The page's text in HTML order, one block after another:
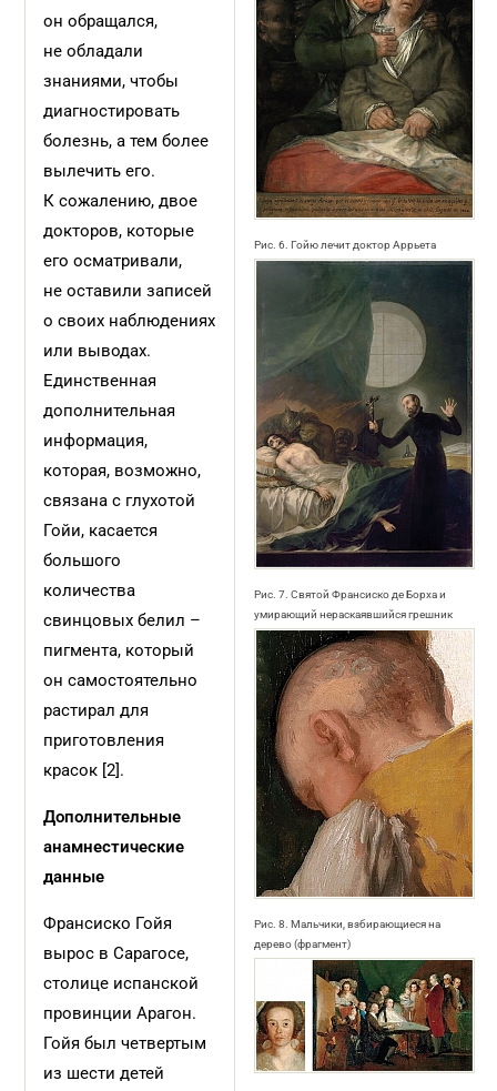
Рис. 6. Гойю лечит доктор Аррьета
Рис. 7. Святой Франсиско де Борха и
умирающий нераскаявшийся грешник
Рис. 8. Мальчики, взбирающиеся на
дерево (фрагмент)
он обращался,
не обладали
знаниями, чтобы
диагностировать
болезнь, а тем более
вылечить его.
К сожалению, двое
докторов, которые
его осматривали,
не оставили записей
о своих наблюдениях
или выводах.
Единственная
дополнительная
информация,
которая, возможно,
связана с глухотой
Гойи, касается
большого
количества
свинцовых белил –
пигмента, который
он самостоятельно
растирал для
приготовления
красок [2].
Дополнительные
анамнестические
данные
Франсиско Гойя
вырос в Сарагосе,
столице испанской
провинции Арагон.
Гойя был четвертым
из шести детей